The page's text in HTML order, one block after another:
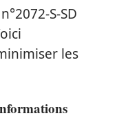
S-SD
les